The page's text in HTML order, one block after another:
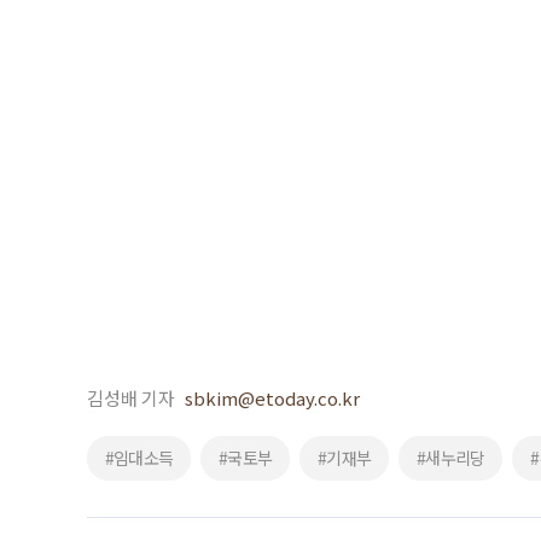
김성배 기자 sbkim@etoday.co.kr
#임대소득 #국토부 #기재부 #새누리당